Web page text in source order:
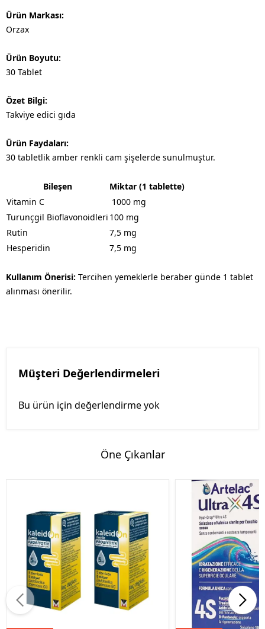
Ürün Markası:
Orzax
Ürün Boyutu:
30 Tablet
Özet Bilgi:
Takviye edici gıda
Ürün Faydaları:
30 tabletlik amber renkli cam şişelerde sunulmuştur.
Bileşen
Miktar (1 tablette)
Vitamin C
1000 mg
Turunçgil Bioflavonoidleri 100 mg
Rutin
7,5 mg
Hesperidin
7,5 mg
Kullanım Önerisi: Tercihen yemeklerle beraber günde 1 tablet
alınması önerilir.
Müşteri Değerlendirmeleri
Bu ürün için değerlendirme yok
Öne Çıkanlar